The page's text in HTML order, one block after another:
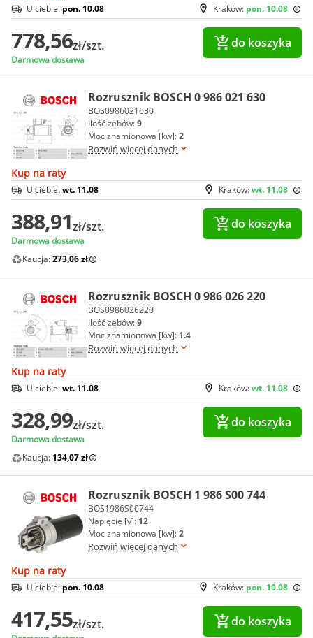
Kraków: pon. 10.08
U ciebie: pon. 10.08
778,56zł/szt.
Darmowa dostawa
do koszyka
Rozrusznik BOSCH 0 986 021 630
BOS0986021630
Ilość zębów:9
Moc znamionowa [kw]:2
Rozwiń więcej danych
Kup na raty
Kraków:wt. 11.08
U ciebie:wt. 11.08
388,91zł/szt.
Darmowa dostawa
do koszyka
Kaucja:273,06 zł
Rozrusznik BOSCH 0 986 026 220
BOS0986026220
Ilość zębów:9
Moc znamionowa [kw]: 1.4
Rozwiń więcej danych
Kup na raty
Kraków:wt. 11.08
U ciebie:wt. 11.08
328,99zł/szt.
Darmowa dostawa
do koszyka
Kaucja: 134,07 zł
Rozrusznik BOSCH 1 986 S00 744
BOS1986S00744
Napięcie [v]: 12
Moc znamionowa [kw]:2
Rozwiń więcej danych
Kup na raty
Kraków: pon. 10.08
U ciebie: pon. 10.08
417,55zł/szt. do koszyka